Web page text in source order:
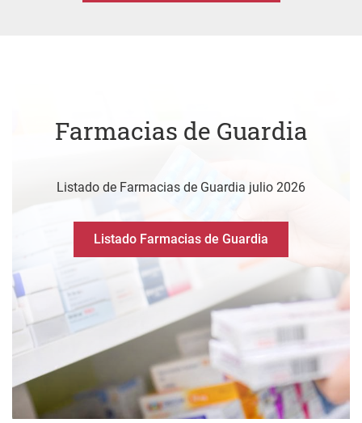
Listado de Farmacias de Guardia julio 2026
Listado Farmacias de Guardia